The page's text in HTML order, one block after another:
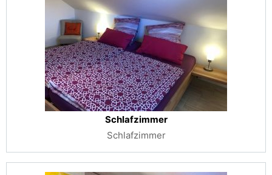
Schlafzimmer
Schlafzimmer